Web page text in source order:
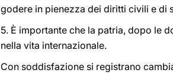
godere in pienezza dei diritti civili e di
5. È importante che la patria, dopo le
nella vita internazionale.
Con soddisfazione si registrano